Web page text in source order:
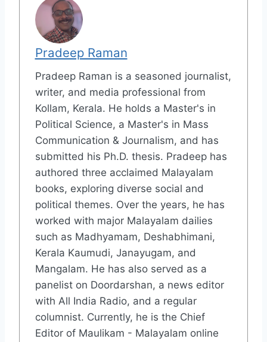
Pradeep Raman
Pradeep Raman is a seasoned journalist,
writer, and media professional from
Kollam, Kerala. He holds a Master's in
Political Science, a Master's in Mass
Communication & Journalism, and has
submitted his Ph.D. thesis. Pradeep has
authored three acclaimed Malayalam
books, exploring diverse social and
political themes. Over the years, he has
worked with major Malayalam dailies
such as Madhyamam, Deshabhimani,
Kerala Kaumudi, Janayugam, and
Mangalam. He has also served as a
panelist on Doordarshan, a news editor
with All India Radio, and a regular
columnist. Currently, he is the Chief
Editor of Maulikam - Malayalam online